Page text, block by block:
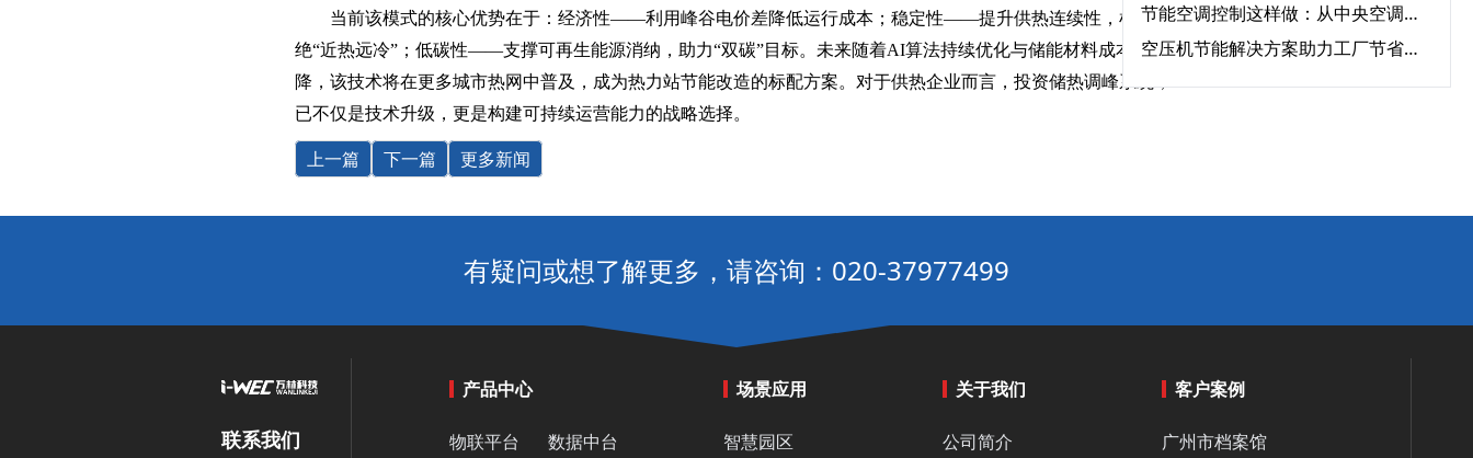
当前该模式的核心优势在于：‌经济性‌——利用峰谷电价差降低运行成本；‌稳定性‌——提升供热连续性，杜
绝“近热远冷”；‌低碳性‌——支撑可再生能源消纳，助力“双碳”目标。未来随着AI算法持续优化与储能材料成本下
降，该技术将在更多城市热网中普及，成为热力站节能改造的标配方案。对于供热企业而言，投资储热调峰系统，
已不仅是技术升级，更是构建可持续运营能力的战略选择。
节能空调控制这样做：从中央空调全系统改造到智能能耗管理
空压机节能解决方案助力工厂节省能源成本‌
循环水节能解决方案：如何通过先进设备节省能源成本？‌
工业厂房的中央空调节能需求与特殊解决方案‌
中央空调节能改造合规性：满足《公共建筑节能标准》的12项要求‌
上一篇 下一篇 更多新闻
有疑问或想了解更多，请咨询：020-37977499
联系我们
产品中心
物联平台 数据中台
场景应用
智慧园区
关于我们
公司简介
客户案例
广州市档案馆